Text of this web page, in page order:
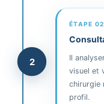
2
ÉTAPE 02
Il
visuel et
chirurgie
profil.